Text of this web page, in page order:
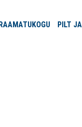
KOGU PILT JA